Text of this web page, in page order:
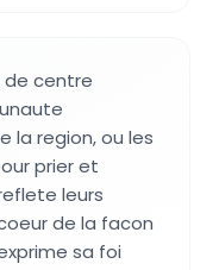
centre
la region, ou les
prier et
leurs
de la facon
sa foi